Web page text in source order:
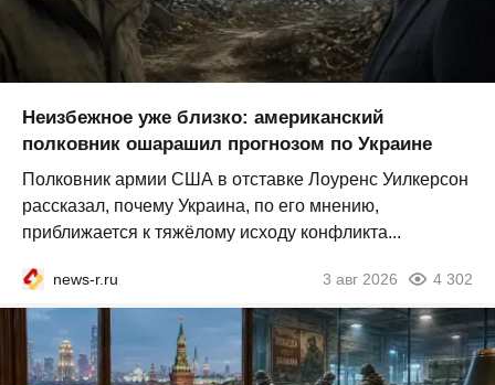
Неизбежное уже близко: американский
полковник ошарашил прогнозом по Украине
Полковник армии США в отставке Лоуренс Уилкерсон
рассказал, почему Украина, по его мнению,
приближается к тяжёлому исходу конфликта...
news-r.ru 3 авг 2026 4 302